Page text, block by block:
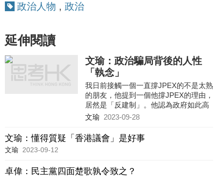
政治人物 , 政治
延伸閱讀
文瑜：政治騙局背後的人性
「執念」
我日前接觸一個一直撐JPEX的不是太熟
的朋友，他提到一個他撐JPEX的理由，
居然是「反建制」。他認為政府如此高
調要拉人封鋪，一定是有「不可告人」
不禁令我啞然。原來被騙都有政治理
由。
文瑜 2023-09-28
文瑜：懂得質疑「香港議會」是好事
文瑜 2023-09-12
卓偉：民主黨四面楚歌孰令致之？